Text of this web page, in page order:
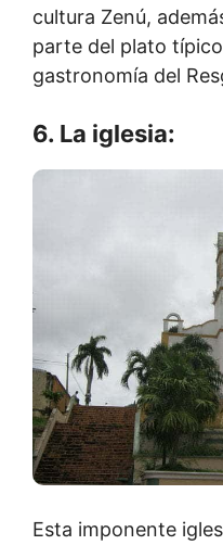
cultura Zenú,
parte del plato
gastronomía del
6. La iglesia:
Esta imponente